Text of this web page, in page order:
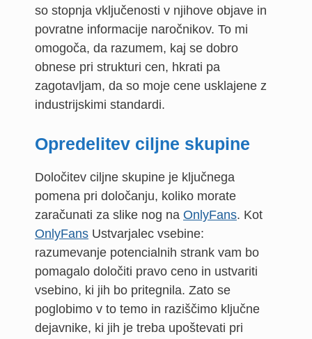
so stopnja vključenosti v njihove objave in
povratne informacije naročnikov. To mi
omogoča, da razumem, kaj se dobro
obnese pri strukturi cen, hkrati pa
zagotavljam, da so moje cene usklajene z
industrijskimi standardi.
Opredelitev ciljne skupine
Določitev ciljne skupine je ključnega
pomena pri določanju, koliko morate
zaračunati za slike nog na OnlyFans. Kot
OnlyFans Ustvarjalec vsebine:
razumevanje potencialnih strank vam bo
pomagalo določiti pravo ceno in ustvariti
vsebino, ki jih bo pritegnila. Zato se
poglobimo v to temo in raziščimo ključne
dejavnike, ki jih je treba upoštevati pri